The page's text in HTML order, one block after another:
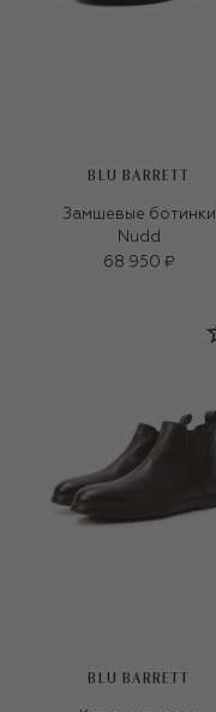
BLU BARRETT
Замшевые ботинки
Nudd
68 950 ₽
BLU BARRETT